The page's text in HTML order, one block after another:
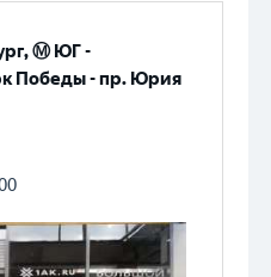
Ⓜ️ ЮГ -
Победы - пр. Юрия